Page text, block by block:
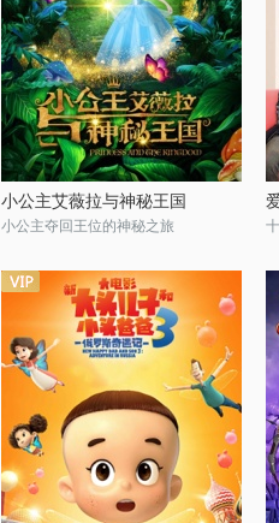
小公主艾薇拉与神秘王国
小公主夺回王位的神秘之旅